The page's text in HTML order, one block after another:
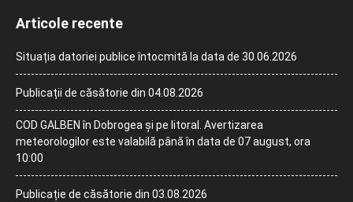
Articole recente
Situația datoriei publice întocmită la data de 30.06.2026
Publicații de căsătorie din 04.08.2026
COD GALBEN în Dobrogea și pe litoral. Avertizarea
meteorologilor este valabilă până în data de 07 august, ora
10:00
Publicație de căsătorie din 03.08.2026